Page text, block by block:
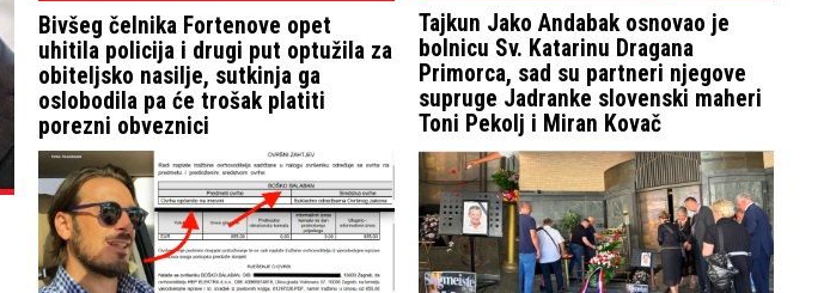
Bivšeg čelnika Fortenove opet
uhitila policija i drugi put optužila za
obiteljsko nasilje, sutkinja ga
oslobodila pa će trošak platiti
porezni obveznici
Tajkun Jako Andabak osnovao je
bolnicu Sv. Katarinu Dragana
Primorca, sad su partneri njegove
supruge Jadranke slovenski maheri
Toni Pekolj i Miran Kovač